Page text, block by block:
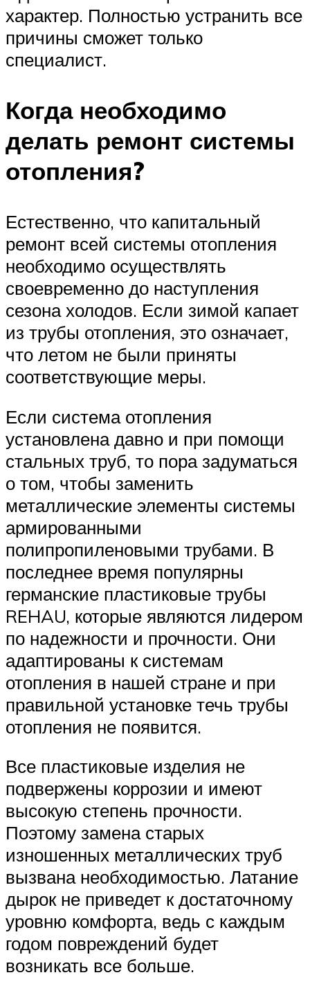
характер. Полностью устранить все
причины сможет только
специалист.
Когда необходимо
делать ремонт системы
отопления?
Естественно, что капитальный
ремонт всей системы отопления
необходимо осуществлять
своевременно до наступления
сезона холодов. Если зимой капает
из трубы отопления, это означает,
что летом не были приняты
соответствующие меры.
Если система отопления
установлена давно и при помощи
стальных труб, то пора задуматься
о том, чтобы заменить
металлические элементы системы
армированными
полипропиленовыми трубами. В
последнее время популярны
германские пластиковые трубы
REHAU, которые являются лидером
по надежности и прочности. Они
адаптированы к системам
отопления в нашей стране и при
правильной установке течь трубы
отопления не появится.
Все пластиковые изделия не
подвержены коррозии и имеют
высокую степень прочности.
Поэтому замена старых
изношенных металлических труб
вызвана необходимостью. Латание
дырок не приведет к достаточному
уровню комфорта, ведь с каждым
годом повреждений будет
возникать все больше.